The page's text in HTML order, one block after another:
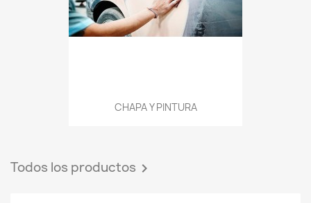
CHAPA Y PINTURA
Todos los productos 